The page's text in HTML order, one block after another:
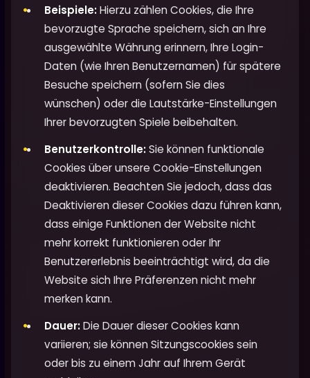
Beispiele:Hierzu zählen Cookies, die Ihre
bevorzugte Sprache speichern, sich an Ihre
ausgewählte Währung erinnern, Ihre Login-
Daten (wie Ihren Benutzernamen) für spätere
Besuche speichern (sofern Sie dies
wünschen) oder die Lautstärke-Einstellungen
Ihrer bevorzugten Spiele beibehalten.
Benutzerkontrolle:Sie können funktionale
Cookies über unsere Cookie-Einstellungen
deaktivieren. Beachten Sie jedoch, dass das
Deaktivieren dieser Cookies dazu führen kann,
dass einige Funktionen der Website nicht
mehr korrekt funktionieren oder Ihr
Benutzererlebnis beeinträchtigt wird, da die
Website sich Ihre Präferenzen nicht mehr
merken kann.
Dauer:Die Dauer dieser Cookies kann
variieren; sie können Sitzungscookies sein
oder bis zu einem Jahr auf Ihrem Gerät